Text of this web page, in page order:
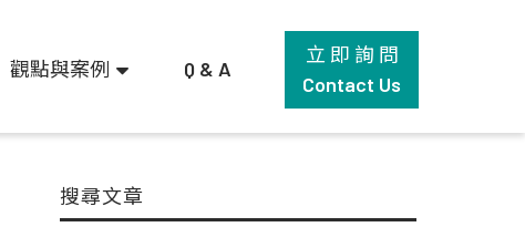
觀點與案例 Q & A
立 即 詢 問
Contact Us
搜尋文章